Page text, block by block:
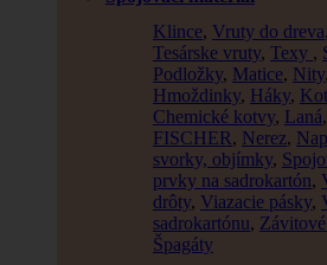
Klince, Vruty do dreva,
Tesárske vruty, Texy ,
Podložky, Matice, Nity,
Hmoždinky, Háky,
Chemické kotvy, Laná,
FISCHER, Nerez,
svorky, objímky,
prvky na sadrokartón,
drôty, Viazacie pásky,
sadrokartónu,
Špagáty